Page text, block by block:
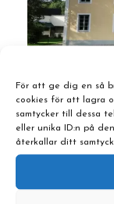
För att ge dig en så
cookies för att lagra
samtycker till dessa
eller unika ID:n på
återkallar ditt
Omgiven av
det
paradis för
som
dig till
för sina
möjligheter
Hagabergs
Stockholms